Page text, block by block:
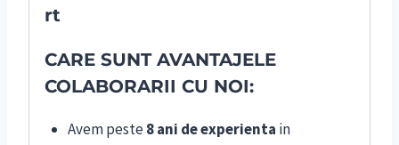
CARE SUNT AVANTAJELE
COLABORARII CU NOI:
Avem peste8 ani de experienta in